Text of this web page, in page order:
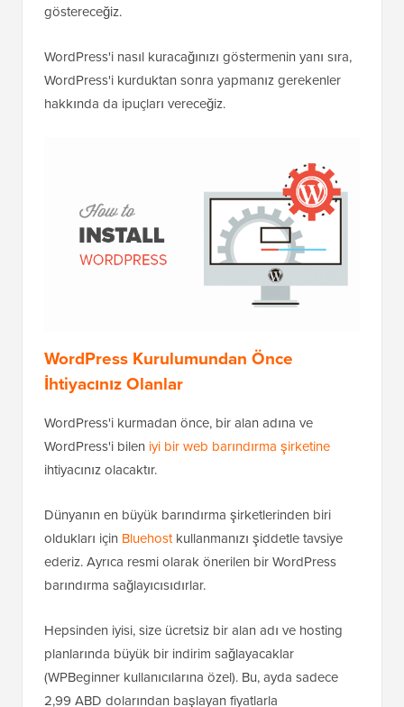
göstereceğiz.
WordPress'i nasıl kuracağınızı göstermenin yanı sıra,
WordPress'i kurduktan sonra yapmanız gerekenler
hakkında da ipuçları vereceğiz.
WordPress Kurulumundan Önce
İhtiyacınız Olanlar
WordPress'i kurmadan önce, bir alan adına ve
WordPress'i bilen iyi bir web barındırma şirketine
ihtiyacınız olacaktır.
Dünyanın en büyük barındırma şirketlerinden biri
oldukları için Bluehostkullanmanızı şiddetle tavsiye
ederiz. Ayrıca resmi olarak önerilen bir WordPress
barındırma sağlayıcısıdırlar.
Hepsinden iyisi, size ücretsiz bir alan adı ve hosting
planlarında büyük bir indirim sağlayacaklar
(WPBeginner kullanıcılarına özel). Bu, ayda sadece
2,99 ABD dolarından başlayan fiyatlarla